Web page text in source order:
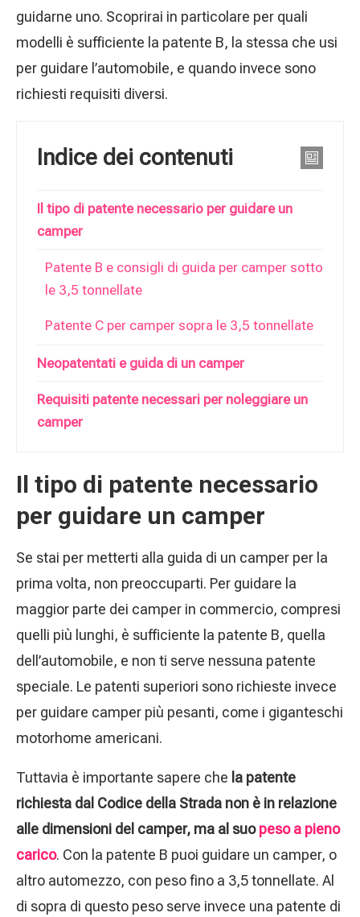
guidarne uno. Scoprirai in particolare per quali
modelli è sufficiente la patente B, la stessa che usi
per guidare l’automobile, e quando invece sono
richiesti requisiti diversi.
Indice dei contenuti
Il tipo di patente necessario per guidare un
camper
Patente B e consigli di guida per camper sotto
le 3,5 tonnellate
Patente C per camper sopra le 3,5 tonnellate
Neopatentati e guida di un camper
Requisiti patente necessari per noleggiare un
camper
Il tipo di patente necessario
per guidare un camper
Se stai per metterti alla guida di un camper per la
prima volta, non preoccuparti. Per guidare la
maggior parte dei camper in commercio, compresi
quelli più lunghi, è sufficiente la patente B, quella
dell’automobile, e non ti serve nessuna patente
speciale. Le patenti superiori sono richieste invece
per guidare camper più pesanti, come i giganteschi
motorhome americani.
Tuttavia è importante sapere che la patente
richiesta dal Codice della Strada non è in relazione
alle dimensioni del camper, ma al suopeso a pieno
carico. Con la patente B puoi guidare un camper, o
altro automezzo, con peso fino a 3,5 tonnellate. Al
di sopra di questo peso serve invece una patente di